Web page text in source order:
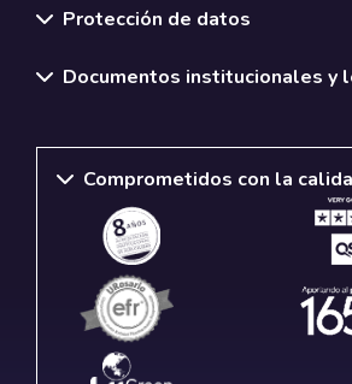
Protección de datos
Documentos institucionales y
Comprometidos con la